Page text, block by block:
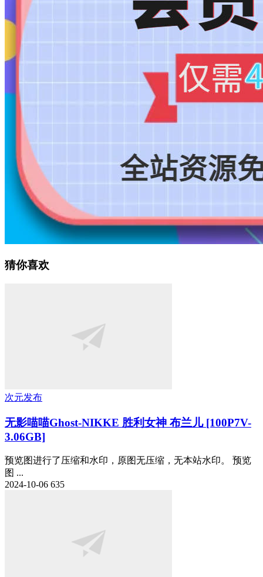
猜你喜欢
次元发布
无影喵喵Ghost-NIKKE 胜利女神 布兰儿 [100P7V-
3.06GB]
预览图进行了压缩和水印，原图无压缩，无本站水印。 预览
图 ...
2024-10-06 635